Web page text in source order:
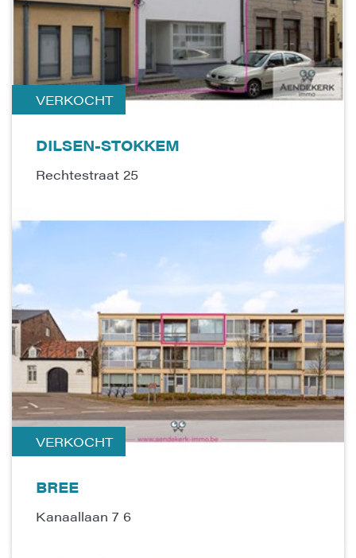
VERKOCHT
DILSEN-STOKKEM
Rechtestraat 25
VERKOCHT
BREE
Kanaallaan 7 6